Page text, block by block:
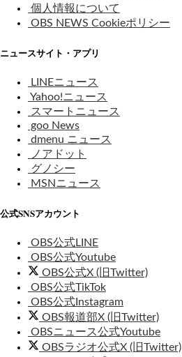
個人情報について
OBS NEWS Cookieポリシー
ニュースサイト・アプリ
LINEニュース
Yahoo!ニュース
スマートニュース
goo News
dmenu ニュース
ノアドット
グノシー
MSNニュース
公式SNSアカウント
OBS公式LINE
OBS公式Youtube
OBS公式X (旧Twitter)
OBS公式TikTok
OBS公式Instagram
OBS報道部X (旧Twitter)
OBSニュース公式Youtube
OBSラジオ公式X (旧Twitter)